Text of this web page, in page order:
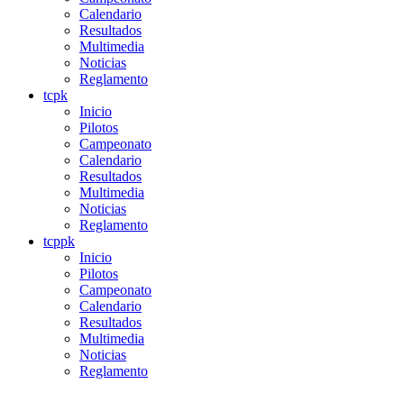
Calendario
Resultados
Multimedia
Noticias
Reglamento
tcpk
Inicio
Pilotos
Campeonato
Calendario
Resultados
Multimedia
Noticias
Reglamento
tcppk
Inicio
Pilotos
Campeonato
Calendario
Resultados
Multimedia
Noticias
Reglamento